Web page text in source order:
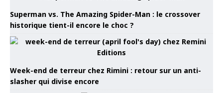
Superman vs. The Amazing Spider-Man : le crossover
historique tient-il encore le choc ?
Week-end de terreur chez Rimini : retour sur un anti-
slasher qui divise encore